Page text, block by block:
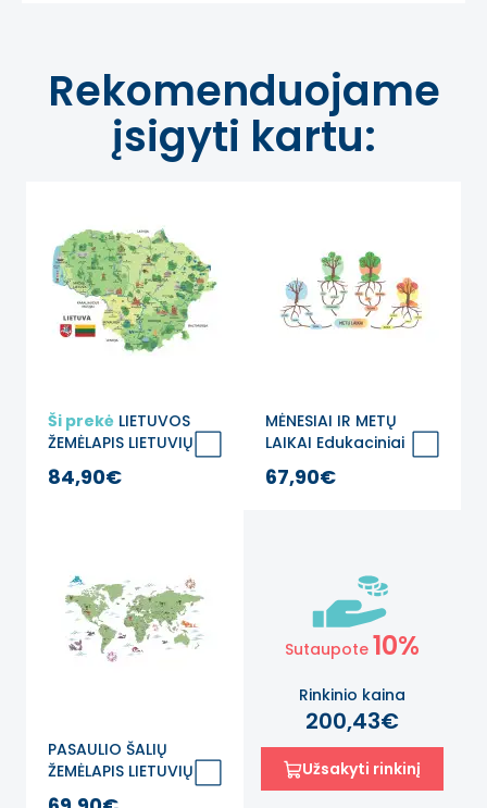
Rekomenduojame
įsigyti kartu:
Ši prekė LIETUVOS
ŽEMĖLAPIS LIETUVIŲ
KALBA Edukacinis
sienų lipdukas
84,90€
MĖNESIAI IR METŲ
LAIKAI Edukaciniai
sienų lipdukai
67,90€
PASAULIO ŠALIŲ
ŽEMĖLAPIS LIETUVIŲ
KALBA Edukacinis
Sutaupote 10%
Rinkinio kaina
200,43€
Užsakyti rinkinį